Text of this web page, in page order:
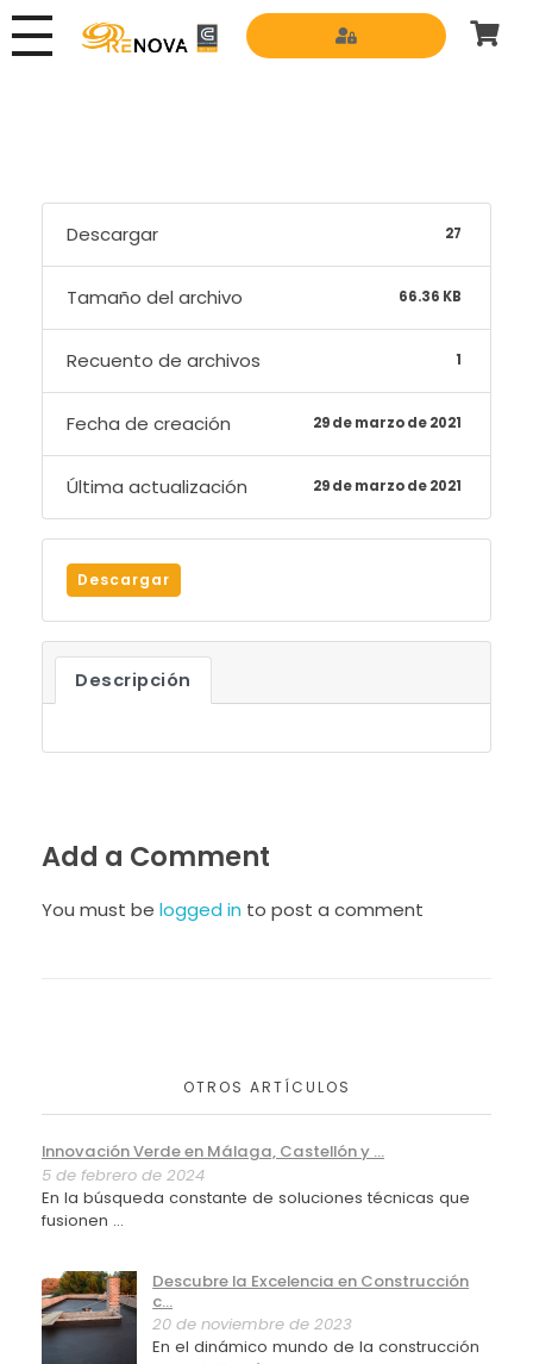
Descargar 27
Tamaño del archivo 66.36 KB
Recuento de archivos 1
Fecha de creación 29 de marzo de 2021
Última actualización 29 de marzo de 2021
Descargar
Descripción
Add a Comment
You must be logged in to post a comment
OTROS ARTÍCULOS
Innovación Verde en Málaga, Castellón y ...
5 de febrero de 2024
En la búsqueda constante de soluciones técnicas que
fusionen ...
Descubre la Excelencia en Construcción
c...
20 de noviembre de 2023
En el dinámico mundo de la construcción